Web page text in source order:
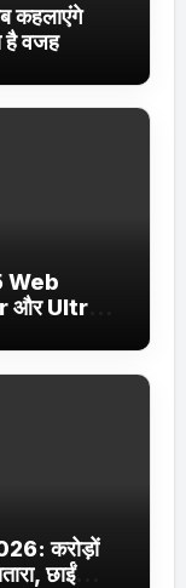
कहलाएंगे
वजह
Web
करोड़ों
छाईं